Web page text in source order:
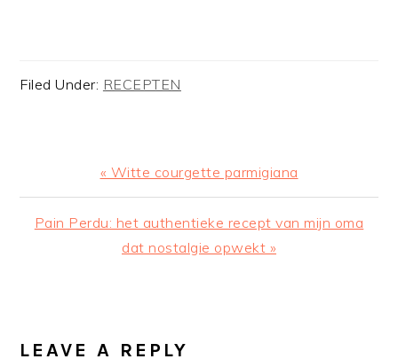
Filed Under: RECEPTEN
Previous
Post:
« Witte courgette parmigiana
Next
Pain Perdu: het authentieke recept van mijn oma
dat nostalgie opwekt »
INTERACTIONS
LEAVE A REPLY